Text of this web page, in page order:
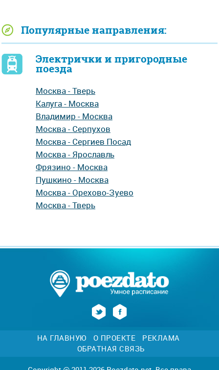
Популярные направления:
Электрички и пригородные
поезда
Москва - Тверь
Калуга - Москва
Владимир - Москва
Москва - Серпухов
Москва - Сергиев Посад
Москва - Ярославль
Фрязино - Москва
Пушкино - Москва
Москва - Орехово-Зуево
Москва - Тверь
НА ГЛАВНУЮ О ПРОЕКТЕ
РЕКЛАМА
ОБРАТНАЯ СВЯЗЬ